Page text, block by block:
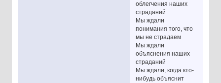
облегчения наших
страданий
Мы ждали
понимания того, что
мы не страдаем
Мы ждали
объяснения наших
страданий
Мы ждали, когда кто-
нибудь объяснит